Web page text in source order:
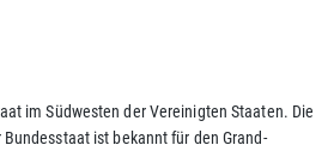
im Südwesten der Vereinigten Staaten. Die
ist bekannt für den Grand-